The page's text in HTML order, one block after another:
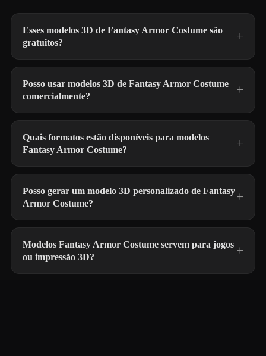
Esses modelos 3D de Fantasy Armor Costume são
gratuitos?
Posso usar modelos 3D de Fantasy Armor Costume
comercialmente?
Quais formatos estão disponíveis para modelos
Fantasy Armor Costume?
Posso gerar um modelo 3D personalizado de Fantasy
Armor Costume?
Modelos Fantasy Armor Costume servem para jogos
ou impressão 3D?